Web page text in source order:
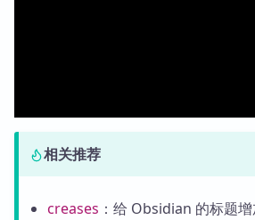
相关推荐
creases ：给 Obsidian 的标题